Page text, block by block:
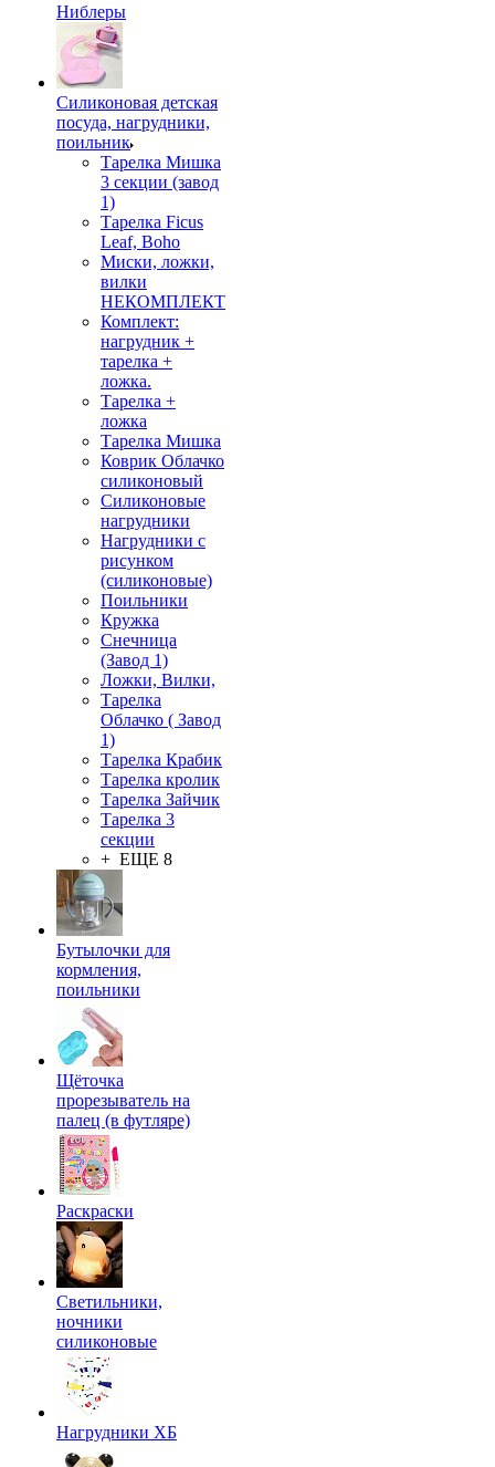
Ниблеры
Силиконовая детская
посуда, нагрудники,
поильник
Тарелка Мишка
3 секции (завод
1)
Тарелка Ficus
Leaf, Boho
Миски, ложки,
вилки
НЕКОМПЛЕКТ
Комплект:
нагрудник +
тарелка +
ложка.
Тарелка +
ложка
Тарелка Мишка
Коврик Облачко
силиконовый
Силиконовые
нагрудники
Нагрудники с
рисунком
(силиконовые)
Поильники
Кружка
Снечница
(Завод 1)
Ложки, Вилки,
Тарелка
Облачко ( Завод
1)
Тарелка Крабик
Тарелка кролик
Тарелка Зайчик
Тарелка 3
секции
+ ЕЩЕ 8
Бутылочки для
кормления,
поильники
Щёточка
прорезыватель на
палец (в футляре)
Раскраски
Светильники,
ночники
силиконовые
Нагрудники ХБ